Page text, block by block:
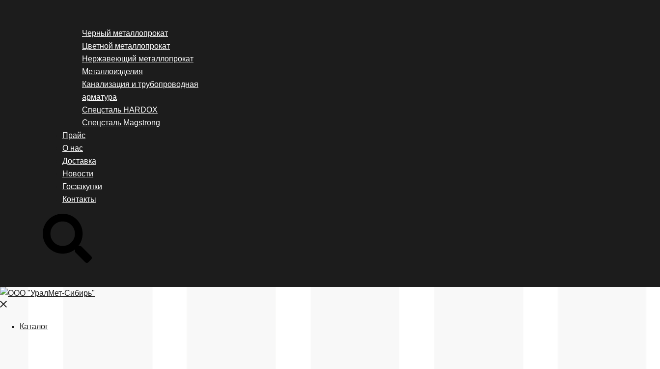
Черный металлопрокат
Цветной металлопрокат
Нержавеющий металлопрокат
Металлоизделия
Канализация и трубопроводная
арматура
Спецсталь HARDOX
Спецсталь Magstrong
Прайс
О нас
Доставка
Новости
Госзакупки
Контакты
Search
Close
Каталог